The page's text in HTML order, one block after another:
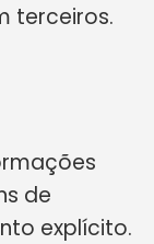
terceiros.
de
explícito.